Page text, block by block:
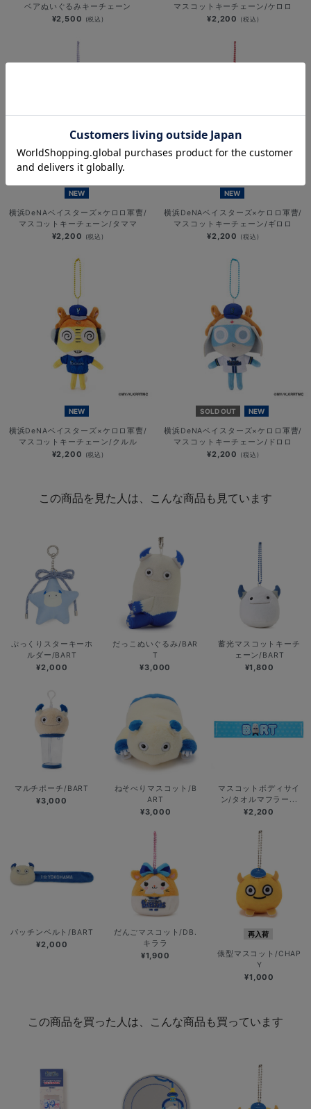
ベアぬいぐるみキーチェーン
¥2,500 (税込)
マスコットキーチェーン/ケロロ
¥2,200 (税込)
NEW
横浜DeNAベイスターズ×ケロロ軍曹/
マスコットキーチェーン/タママ
¥2,200 (税込)
NEW
横浜DeNAベイスターズ×ケロロ軍曹/
マスコットキーチェーン/ギロロ
¥2,200 (税込)
NEW
横浜DeNAベイスターズ×ケロロ軍曹/
マスコットキーチェーン/クルル
¥2,200 (税込)
SOLD OUT NEW
横浜DeNAベイスターズ×ケロロ軍曹/
マスコットキーチェーン/ドロロ
¥2,200 (税込)
この商品を見た人は、こんな商品も見ています
ぷっくりスターキーホ
ルダー/BART
¥2,000
だっこぬいぐるみ/BAR
T
¥3,000
蓄光マスコットキーチ
ェーン/BART
¥1,800
マルチポーチ/BART
¥3,000
ねそべりマスコット/B
ART
¥3,000
マスコットボディサイ
ン/タオルマフラー...
¥2,200
パッチンベルト/BART
¥2,000
だんごマスコット/DB.
キララ
¥1,900
再入荷
俵型マスコット/CHAP
Y
¥1,000
この商品を買った人は、こんな商品も買っています